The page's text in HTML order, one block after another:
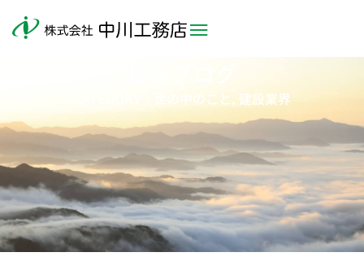
世の中のこと, 建設業界